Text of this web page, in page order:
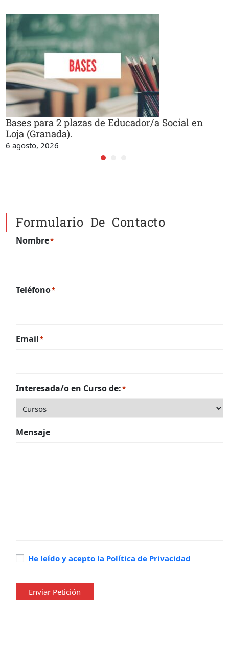
Bases para 2 plazas de Educador/a Social en
Loja (Granada).
6 agosto, 2026
Formulario De Contacto
Nombre*
Teléfono*
Email*
Interesada/o en Curso de:*
Mensaje
Política
privacidad*
He leído y acepto la Política de Privacidad
Enviar Petición